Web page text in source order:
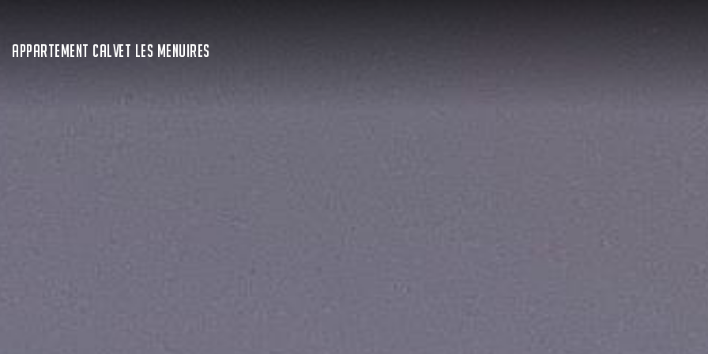
APPARTEMENT CALVET LES MENUIRES